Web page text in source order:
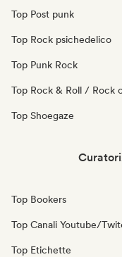
Top Post punk
Top Rock psichedelico
Top Punk Rock
Top Rock & Roll / Rock
Top Shoegaze
Top Bookers
Top Canali Youtube/
Top Etichette